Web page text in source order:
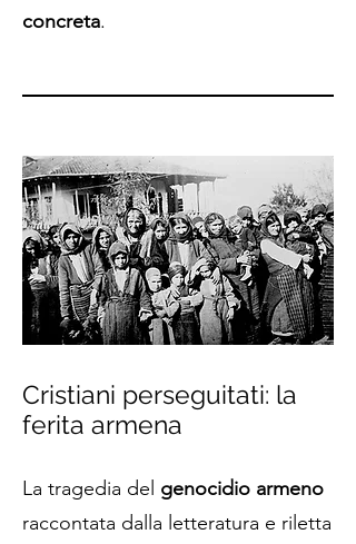
concreta.
Cristiani perseguitati: la
ferita armena
La tragedia del genocidio armeno
raccontata dalla letteratura e riletta